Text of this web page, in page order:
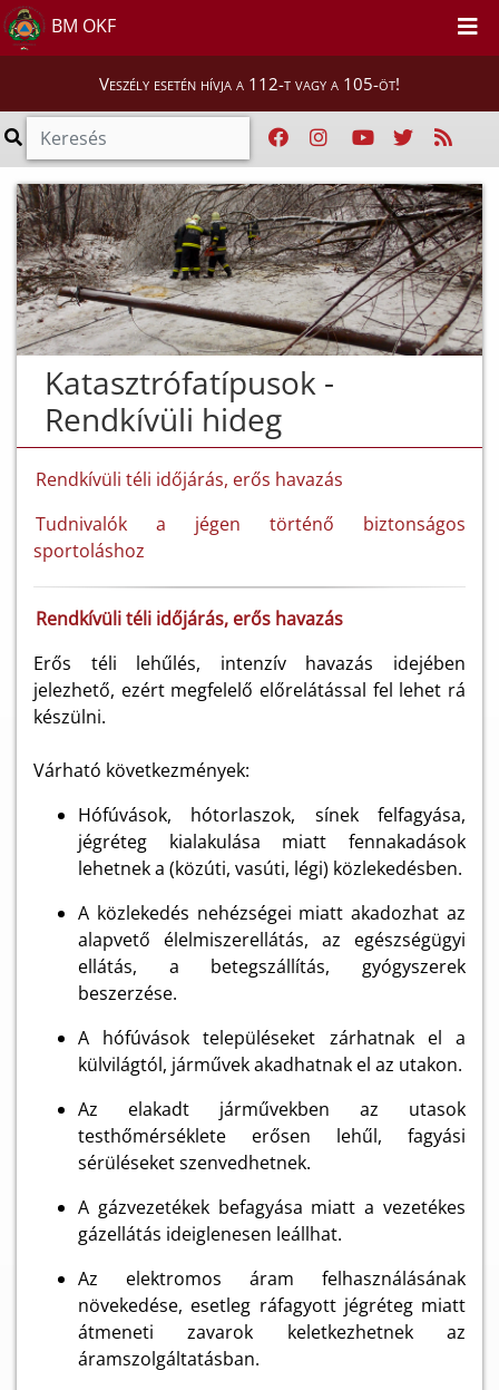
BM OKF
Veszély esetén hívja a 112-t vagy a 105-öt!
Katasztrófatípusok -
Rendkívüli hideg
Rendkívüli téli időjárás, erős havazás
Tudnivalók a jégen történő biztonságos
sportoláshoz
Rendkívüli téli időjárás, erős havazás
Erős téli lehűlés, intenzív havazás idejében
jelezhető, ezért megfelelő előrelátással fel lehet rá
készülni.
Várható következmények:
Hófúvások, hótorlaszok, sínek felfagyása,
jégréteg kialakulása miatt fennakadások
lehetnek a (közúti, vasúti, légi) közlekedésben.
A közlekedés nehézségei miatt akadozhat az
alapvető élelmiszerellátás, az egészségügyi
ellátás, a betegszállítás, gyógyszerek
beszerzése.
A hófúvások településeket zárhatnak el a
külvilágtól, járművek akadhatnak el az utakon.
Az elakadt járművekben az utasok
testhőmérséklete erősen lehűl, fagyási
sérüléseket szenvedhetnek.
A gázvezetékek befagyása miatt a vezetékes
gázellátás ideiglenesen leállhat.
Az elektromos áram felhasználásának
növekedése, esetleg ráfagyott jégréteg miatt
átmeneti zavarok keletkezhetnek az
áramszolgáltatásban.